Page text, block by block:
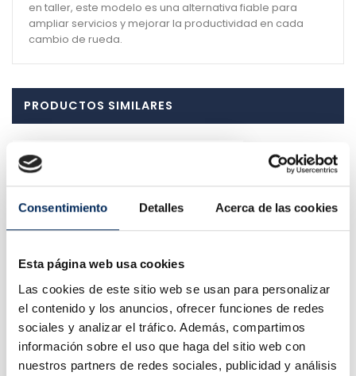
Consentimiento Detalles Acerca de las cookies
Esta página web usa cookies
Las cookies de este sitio web se usan para personalizar
el contenido y los anuncios, ofrecer funciones de redes
sociales y analizar el tráfico. Además, compartimos
información sobre el uso que haga del sitio web con
nuestros partners de redes sociales, publicidad y análisis
en taller, este modelo es una alternativa fiable para
ampliar servicios y mejorar la productividad en cada
cambio de rueda.
PRODUCTOS SIMILARES